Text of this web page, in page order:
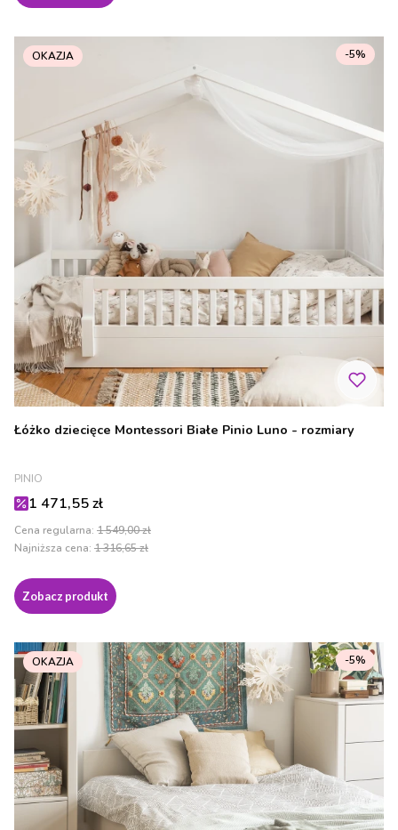
OKAZJA
Łóżko dziecięce Montessori Białe Pinio Luno - rozmiary
PRODUCENT
PINIO
Cena promocyjna
1 471,55 zł
Cena regularna: 1 549,00 zł
-5%
Najniższa cena: 1 316,65 zł
Zobacz produkt
OKAZJA -5%